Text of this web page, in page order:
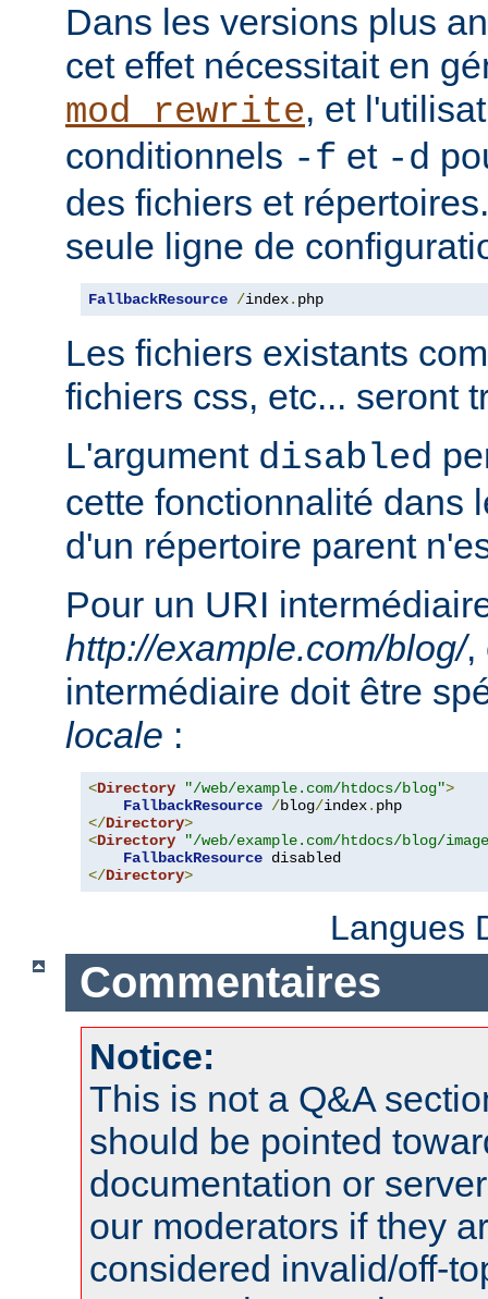
Dans les versions plus
cet effet nécessitait en
mod_rewrite, et
conditionnels -f et -d
des fichiers et
seule ligne de
FallbackResource /index. php
Les fichiers existants
fichiers css, etc... seront
L'argument disabled
cette fonctionnalité dans
d'un répertoire parent
Pour un URI
http://example.com/blog/,
intermédiaire doit être
locale :
<Directory "/web/example.com/htdocs/blog">
FallbackResource /blog/index.
</Directory>
<Directory
"/web/example.com/htdocs/blog/
FallbackResource
</Directory>
Langues
Commentaires
Notice:
This is not a Q&A
should be pointed
documentation or
our moderators if they
considered invalid/off-